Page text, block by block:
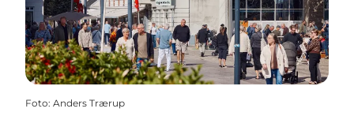
Foto: Anders Trærup